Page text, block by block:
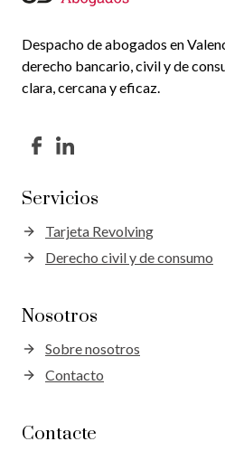
Despacho de abogados en
derecho bancario, civil y de
clara, cercana y eficaz.
Servicios
Tarjeta Revolving
Derecho civil y de consumo
Nosotros
Sobre nosotros
Contacto
Contacte